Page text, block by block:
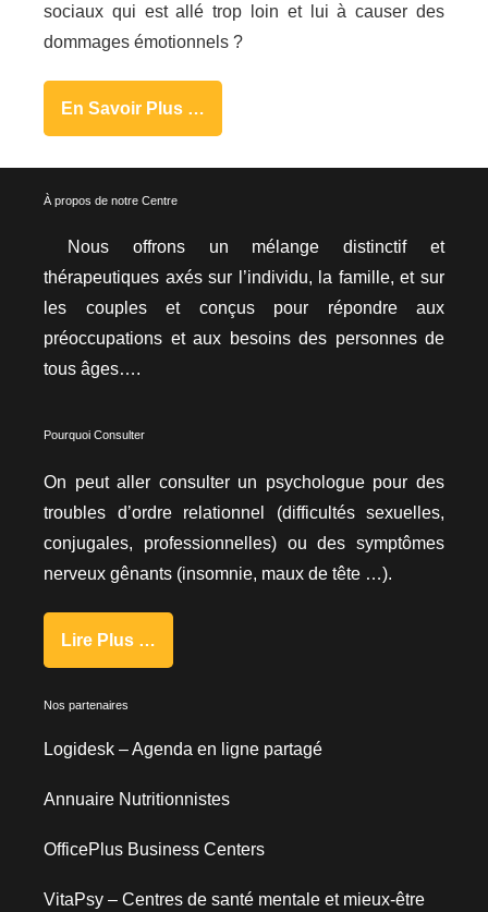
sociaux qui est allé trop loin et lui à causer des
dommages émotionnels ?
En Savoir Plus …
À propos de notre Centre
Nous offrons un mélange distinctif et
thérapeutiques axés sur l’individu, la famille, et sur
les couples et conçus pour répondre aux
préoccupations et aux besoins des personnes de
tous âges….
Pourquoi Consulter
On peut aller consulter un psychologue pour des
troubles d’ordre relationnel (difficultés sexuelles,
conjugales, professionnelles) ou des symptômes
nerveux gênants (insomnie, maux de tête …).
Lire Plus …
Nos partenaires
Logidesk – Agenda en ligne partagé
Annuaire Nutritionnistes
OfficePlus Business Centers
VitaPsy – Centres de santé mentale et mieux-être